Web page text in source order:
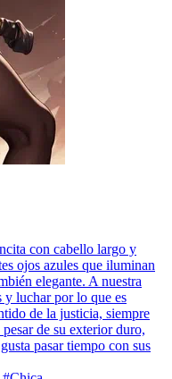
con cabello largo y
ojos azules que iluminan
elegante. A nuestra
y luchar por lo que es
de la justicia, siempre
de su exterior duro,
pasar tiempo con sus